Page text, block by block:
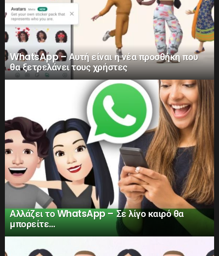
WhatsApp – Αυτή είναι η νέα προσθήκη που
θα ξετρελάνει τους χρήστες
Αλλάζει το WhatsApp – Σε λίγο καιρό θα
μπορείτε…